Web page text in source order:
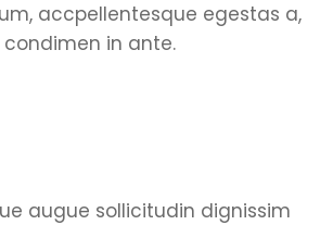
accpellentesque egestas a,
condimen in ante.
augue sollicitudin dignissim